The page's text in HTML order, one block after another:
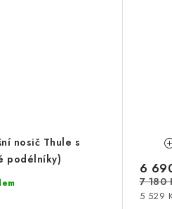
nosič Thule s
podélníky)
5 529
6
7 180